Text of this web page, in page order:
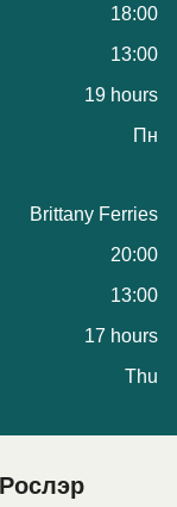
18:00
13:00
19 hours
Пн
Brittany Ferries
20:00
13:00
17 hours
Thu